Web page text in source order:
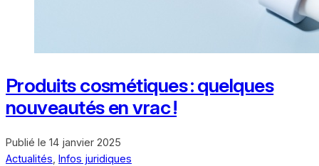
Produits cosmétiques : quelques
nouveautés en vrac !
Publié le 14 janvier 2025
Actualités, Infos juridiques